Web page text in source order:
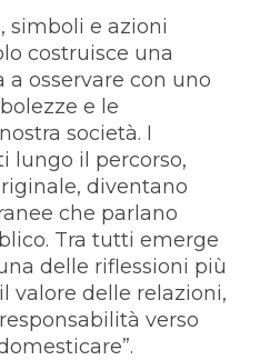
simboli e azioni
costruisce una
osservare con uno
e le
società. I
lungo il percorso,
diventano
che parlano
Tra tutti emerge
delle riflessioni più
valore delle relazioni,
verso